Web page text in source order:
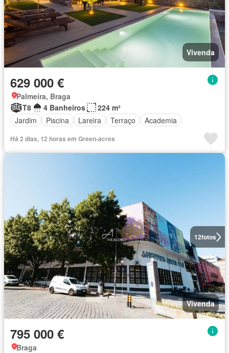
Vivenda
629 000 €
Palmeira, Braga
T8
4 Banheiros
224 m²
Jardim
Piscina Lareira Terraço Academia
Há 2 dias, 12 horas em Green-acres
12fotos
Vivenda
795 000 €
Braga